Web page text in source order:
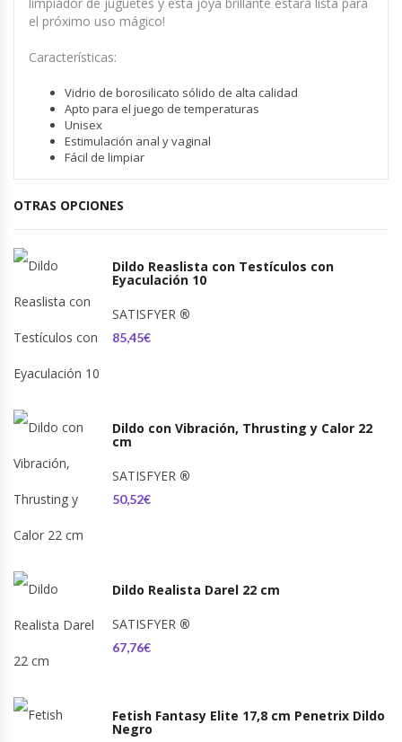
el próximo uso mágico!
Características:
Vidrio de borosilicato sólido de alta calidad
Apto para el juego de temperaturas
Unisex
Estimulación anal y vaginal
Fácil de limpiar
OTRAS OPCIONES
Dildo Reaslista con Testículos con
Eyaculación 10
SATISFYER ®
85,45€
Dildo con Vibración, Thrusting y Calor 22
cm
SATISFYER ®
50,52€
Dildo Realista Darel 22 cm
SATISFYER ®
67,76€
Fetish Fantasy Elite 17,8 cm Penetrix Dildo
Negro